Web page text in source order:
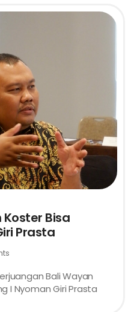
Koster Bisa
Prasta
Bali Wayan
I Nyoman Giri Prasta